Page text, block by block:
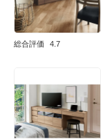
総合評価 4.7